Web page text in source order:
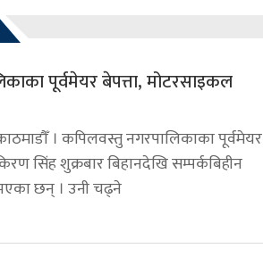
पूर्वमेयर बेपत्ता, मोटरसाइकल
। कपिलवस्तु नगरपालिकाका पूर्वमेयर
सिंह शुक्रबार बिहानदेखि सम्पर्कबिहीन
छन् । उनी चढ्ने